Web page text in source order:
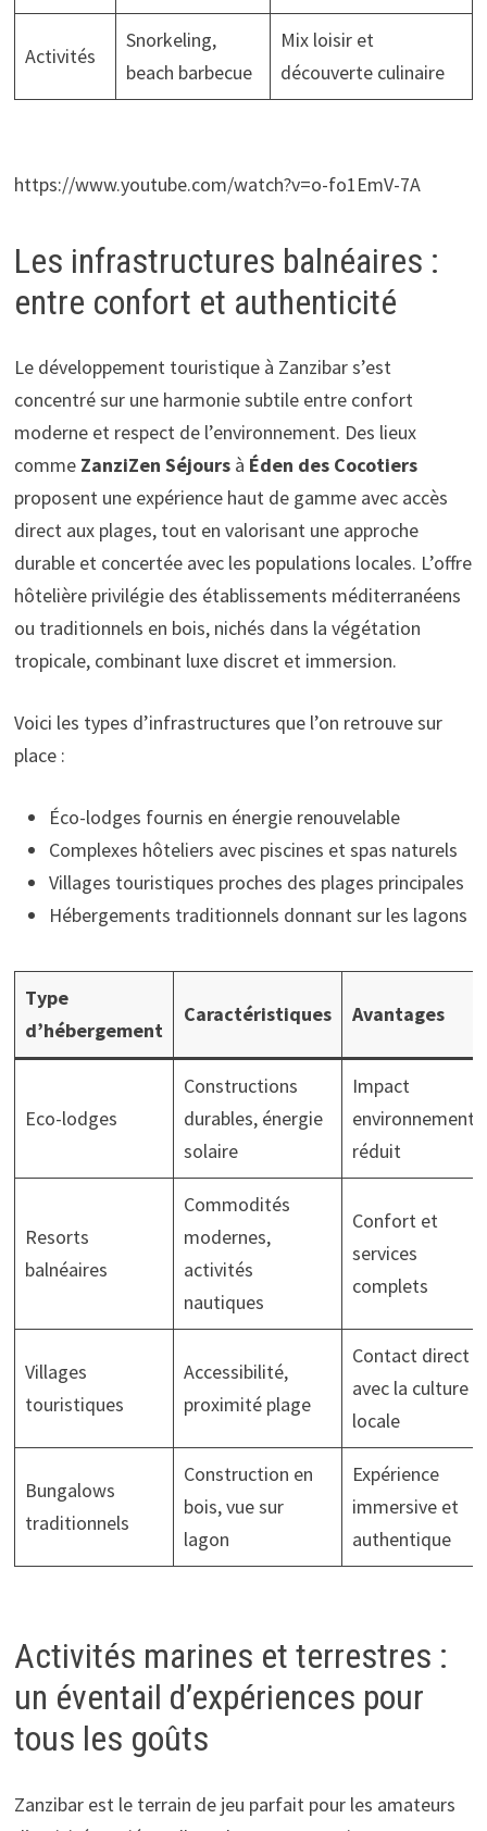
Activités
Snorkeling,
beach barbecue
Mix loisir et
découverte culinaire
https://www.youtube.com/watch?v=o-fo1EmV-7A
Les infrastructures balnéaires :
entre confort et authenticité
Le développement touristique à Zanzibar s’est
concentré sur une harmonie subtile entre confort
moderne et respect de l’environnement. Des lieux
comme ZanziZen Séjoursà Éden des Cocotiers
proposent une expérience haut de gamme avec accès
direct aux plages, tout en valorisant une approche
durable et concertée avec les populations locales. L’offre
hôtelière privilégie des établissements méditerranéens
ou traditionnels en bois, nichés dans la végétation
tropicale, combinant luxe discret et immersion.
Voici les types d’infrastructures que l’on retrouve sur
place :
Éco-lodges fournis en énergie renouvelable
Complexes hôteliers avec piscines et spas naturels
Villages touristiques proches des plages principales
Hébergements traditionnels donnant sur les lagons
Type
d’hébergement
Caractéristiques Avantages
Eco-lodges
Constructions
durables, énergie
solaire
Impact
réduit
Resorts
balnéaires
Commodités
modernes,
activités
nautiques
Confort et
services
complets
Villages
touristiques
Accessibilité,
proximité plage
Contact direct
avec la culture
locale
Bungalows
traditionnels
Construction en
bois, vue sur
lagon
Expérience
immersive et
authentique
Activités marines et terrestres :
un éventail d’expériences pour
tous les goûts
Zanzibar est le terrain de jeu parfait pour les amateurs